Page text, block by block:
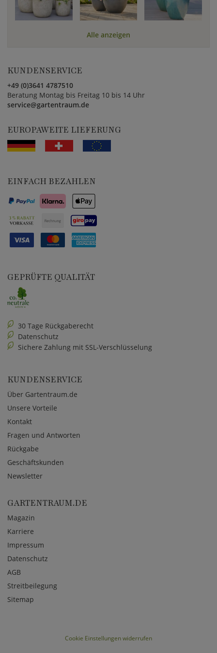
Alle anzeigen
KUNDENSERVICE
+49 (0)3641 4787510
Beratung Montag bis Freitag 10 bis 14 Uhr
service@gartentraum.de
EUROPAWEITE LIEFERUNG
EINFACH BEZAHLEN
GEPRÜFTE QUALITÄT
30 Tage Rückgaberecht
Datenschutz
Sichere Zahlung mit SSL-Verschlüsselung
KUNDENSERVICE
Über Gartentraum.de
Unsere Vorteile
Kontakt
Fragen und Antworten
Rückgabe
Geschäftskunden
Newsletter
GARTENTRAUM.DE
Magazin
Karriere
Impressum
Datenschutz
AGB
Streitbeilegung
Sitemap
Cookie Einstellungen widerrufen